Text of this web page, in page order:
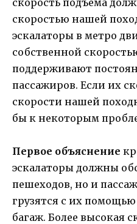
скоростью нашей
эскалаторы в метро
собственной
поддерживают
пассажиров. Если их
скорости нашей
бы к некоторым
Первое объяснение
эскалаторы должны
пешеходов, но и
грузятся с их
багаж. Более высокая